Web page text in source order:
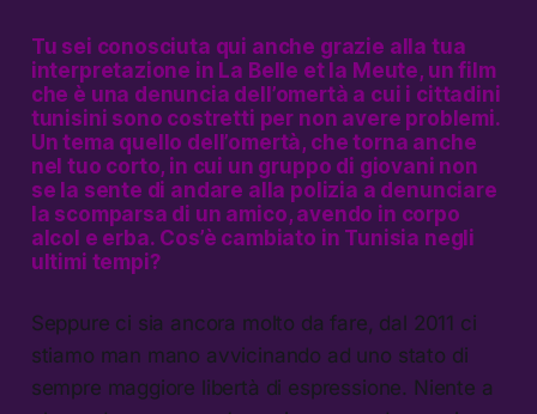
Tu sei conosciuta qui anche grazie alla tua
interpretazione in La Belle et la Meute, un film
che è una denuncia dell’omertà a cui i cittadini
tunisini sono costretti per non avere problemi.
Un tema quello dell’omertà, che torna anche
nel tuo corto, in cui un gruppo di giovani non
se la sente di andare alla polizia a denunciare
la scomparsa di un amico, avendo in corpo
alcol e erba. Cos’è cambiato in Tunisia negli
ultimi tempi?
Seppure ci sia ancora molto da fare, dal 2011 ci
stiamo man mano avvicinando ad uno stato di
sempre maggiore libertà di espressione. Niente a